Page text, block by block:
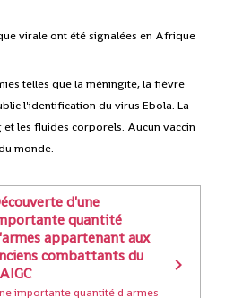
virale ont été signalées en Afrique
telles que la méningite, la fièvre
l'identification du virus Ebola. La
les fluides corporels. Aucun vaccin
monde.
d'une
quantité
appartenant aux
combattants du
importante quantité d'armes